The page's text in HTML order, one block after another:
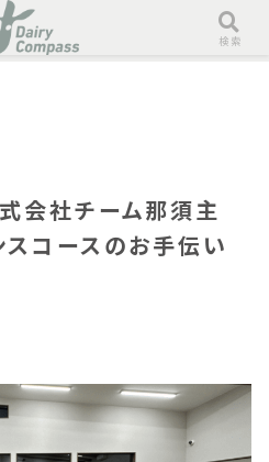
会社チーム那須主
コースのお手伝い
検索